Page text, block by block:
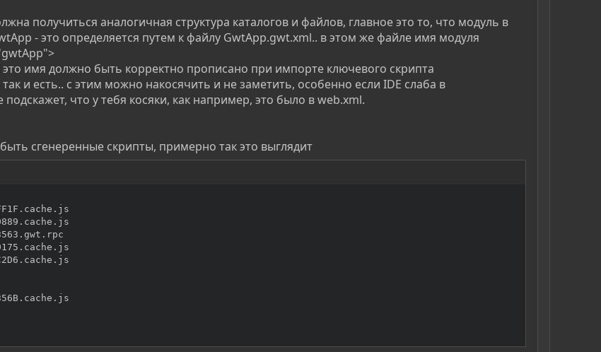
получиться аналогичная структура каталогов и файлов, главное это то, что модуль в
- это определяется путем к файлу GwtApp.gwt.xml.. в этом же файле имя модуля
имя должно быть корректно прописано при импорте ключевого скрипта
и есть.. с этим можно накосячить и не заметить, особенно если IDE слаба в
что у тебя косяки, как например, это было в web.xml.
сгенеренные скрипты, примерно так это выглядит